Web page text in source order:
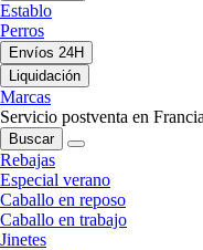
Establo
Perros
Envíos 24H
Liquidación
Marcas
Servicio postventa en Francia
Buscar
Rebajas
Especial verano
Caballo en reposo
Caballo en trabajo
Jinetes